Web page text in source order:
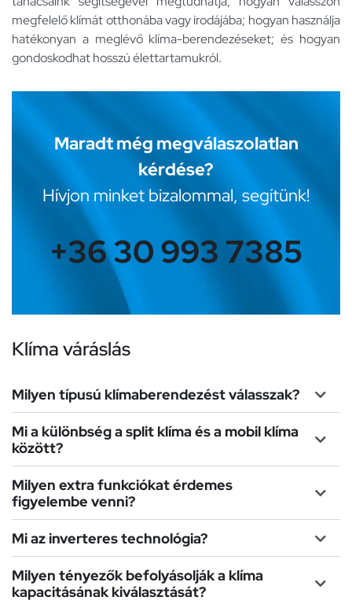
megfelelő klímát otthonába vagy irodájába; hogyan használja
hatékonyan a meglévő klíma-berendezéseket; és hogyan
gondoskodhat hosszú élettartamukról.
Maradt még megválaszolatlan
kérdése?
Hívjon minket bizalommal, segítünk!
+36 30 993 7385
Klíma váráslás
Milyen típusú klímaberendezést válasszak?
Mi a különbség a split klíma és a mobil klíma
között?
Milyen extra funkciókat érdemes
figyelembe venni?
Mi az inverteres technológia?
Milyen tényezők befolyásolják a klíma
kapacitásának kiválasztását?